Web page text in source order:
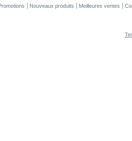
Nouveaux produits Meilleures ventes